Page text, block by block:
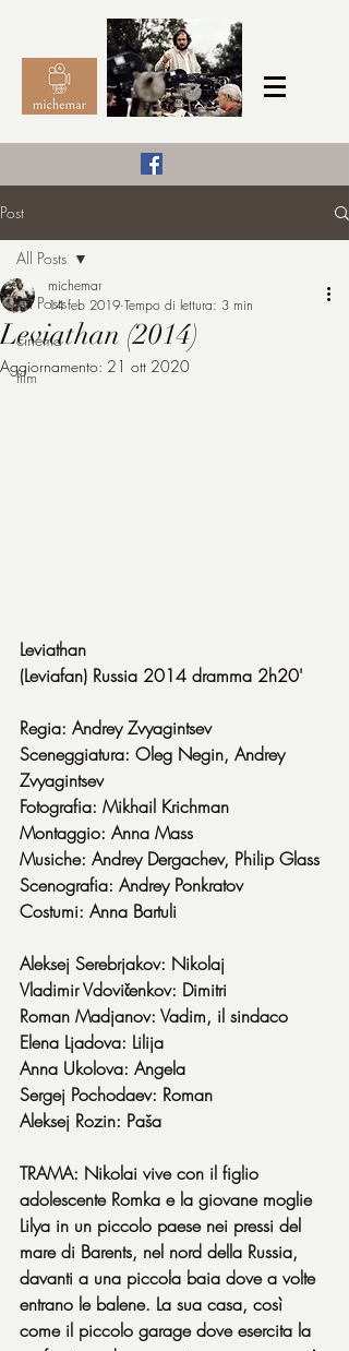
michemar
Post
All Posts
cinema
film
All Posts
Leviathan (2014)
michemar
14 feb 2019 Tempo di lettura: 3 min
Aggiornamento: 21 ott 2020
Leviathan
(Leviafan) Russia 2014 dramma 2h20'
Regia: Andrey Zvyagintsev
Sceneggiatura: Oleg Negin, Andrey
Zvyagintsev
Fotografia: Mikhail Krichman
Montaggio: Anna Mass
Musiche: Andrey Dergachev, Philip Glass
Scenografia: Andrey Ponkratov
Costumi: Anna Bartuli
Aleksej Serebrjakov: Nikolaj
Vladimir Vdovičenkov: Dimitri
Roman Madjanov: Vadim, il sindaco
Elena Ljadova: Lilija
Anna Ukolova: Angela
Sergej Pochodaev: Roman
Aleksej Rozin: Paša
TRAMA: Nikolai vive con il figlio
adolescente Romka e la giovane moglie
Lilya in un piccolo paese nei pressi del
mare di Barents, nel nord della Russia,
davanti a una piccola baia dove a volte
entrano le balene. La sua casa, così
come il piccolo garage dove esercita la